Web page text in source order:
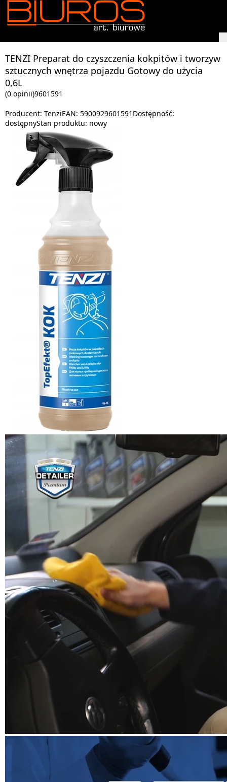
TENZI Preparat do czyszczenia kokpitów i tworzyw
sztucznych wnętrza pojazdu Gotowy do użycia
0,6L
(0 opinii)9601591
Producent: TenziEAN: 5900929601591 Dostępność:
dostępnyStan produktu: nowy